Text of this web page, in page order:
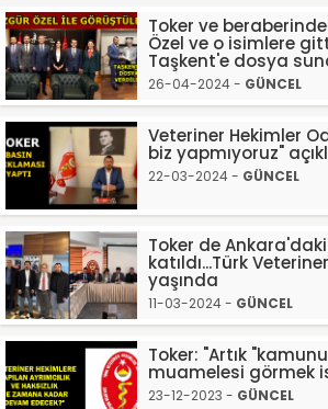
Toker ve
Özel ve o isimlere
Taşkent'e dosya
26-04-2024 - GÜNCEL
Veteriner Hekimler
biz yapmıyoruz"
22-03-2024 - GÜNCEL
Toker de
katıldı...Türk
yaşında
11-03-2024 - GÜNCEL
Toker: "Artık
muamelesi görmek
23-12-2023 - GÜNCEL